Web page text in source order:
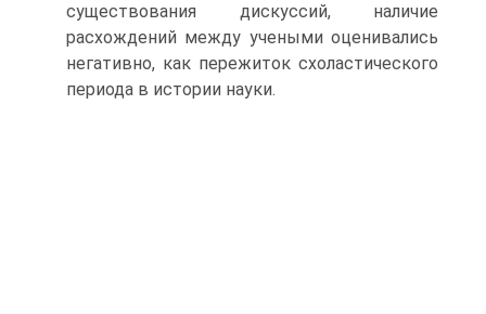
существования дискуссий, наличие
расхождений между учеными оценивались
негативно, как пережиток схоластического
периода в истории науки.